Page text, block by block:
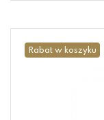
Rabat w koszyku